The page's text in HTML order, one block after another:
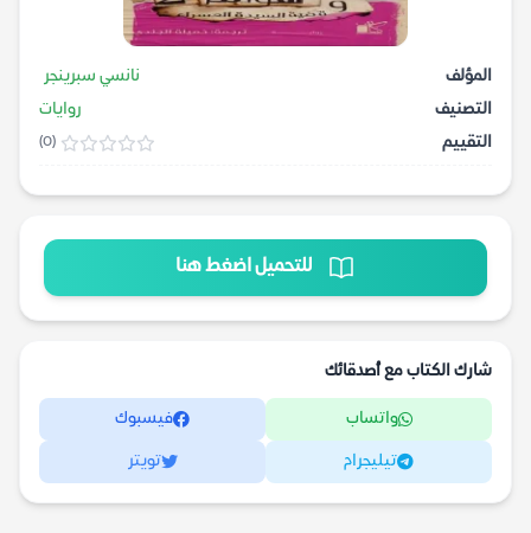
المؤلف
نانسي سبرينجر
التصنيف
روايات
التقييم
(0)
للتحميل اضغط هنا
شارك الكتاب مع أصدقائك
واتساب فيسبوك
تيليجرام تويتر